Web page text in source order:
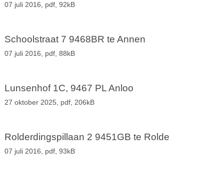
07 juli 2016, pdf, 92kB
Schoolstraat 7 9468BR te Annen
07 juli 2016, pdf, 88kB
Lunsenhof 1C, 9467 PL Anloo
27 oktober 2025, pdf, 206kB
Rolderdingspillaan 2 9451GB te Rolde
07 juli 2016, pdf, 93kB